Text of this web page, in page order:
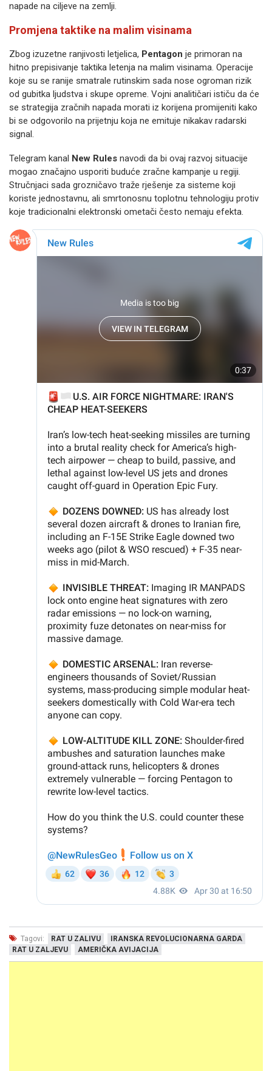
napade na ciljeve na zemlji.
Promjena taktike na malim visinama
Zbog izuzetne ranjivosti letjelica, Pentagon je primoran na
hitno prepisivanje taktika letenja na malim visinama. Operacije
koje su se ranije smatrale rutinskim sada nose ogroman rizik
od gubitka ljudstva i skupe opreme. Vojni analitičari ističu da će
se strategija zračnih napada morati iz korijena promijeniti kako
bi se odgovorilo na prijetnju koja ne emituje nikakav radarski
signal.
Telegram kanal New Rules navodi da bi ovaj razvoj situacije
mogao značajno usporiti buduće zračne kampanje u regiji.
Stručnjaci sada grozničavo traže rješenje za sisteme koji
koriste jednostavnu, ali smrtonosnu toplotnu tehnologiju protiv
koje tradicionalni elektronski ometači često nemaju efekta.
Tagovi: RAT U ZALIVU
IRANSKA REVOLUCIONARNA GARDA
RAT U ZALJEVU
AMERIČKA AVIJACIJA